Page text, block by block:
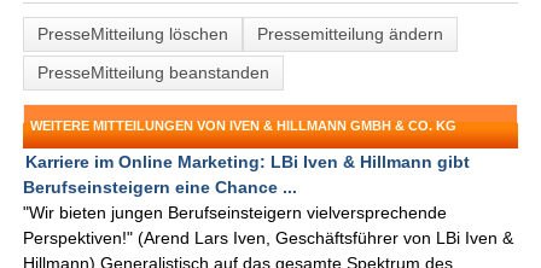
PresseMitteilung löschen
Pressemitteilung ändern
PresseMitteilung beanstanden
WEITERE MITTEILUNGEN VON IVEN & HILLMANN GMBH & CO. KG
Karriere im Online Marketing: LBi Iven & Hillmann gibt
Berufseinsteigern eine Chance ...
"Wir bieten jungen Berufseinsteigern vielversprechende
Perspektiven!" (Arend Lars Iven, Geschäftsführer von LBi Iven &
Hillmann) Generalistisch auf das gesamte Spektrum des